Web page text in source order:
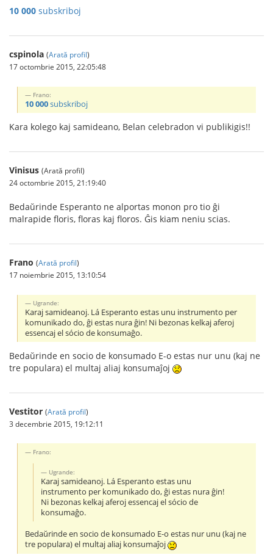
10 000 subskriboj
cspinola (Arată profil)
17 octombrie 2015, 22:05:48
Frano:
10 000subskriboj
Kara kolego kaj samideano, Belan celebradon vi publikigis!!
Vinisus (Arată profil)
24 octombrie 2015, 21:19:40
Bedaŭrinde Esperanto ne alportas monon pro tio ĝi
malrapide floris, floras kaj floros. Ĝis kiam neniu scias.
Frano (Arată profil)
17 noiembrie 2015, 13:10:54
Ugrande:
Karaj samideanoj. Lá Esperanto estas unu instrumento per
komunikado do, ĝi estas nura ĝin! Ni bezonas kelkaj aferoj
essencaj el sócio de konsumaĝo.
Bedaŭrinde en socio de konsumado E-o estas nur unu (kaj ne
tre populara) el multaj aliaj konsumaĵoj
Vestitor (Arată profil)
3 decembrie 2015, 19:12:11
Frano:
Ugrande:
Karaj samideanoj. Lá Esperanto estas unu
instrumento per komunikado do, ĝi estas nura ĝin!
Ni bezonas kelkaj aferoj essencaj el sócio de
konsumaĝo.
Bedaŭrinde en socio de konsumado E-o estas nur unu (kaj ne
tre populara) el multaj aliaj konsumaĵoj